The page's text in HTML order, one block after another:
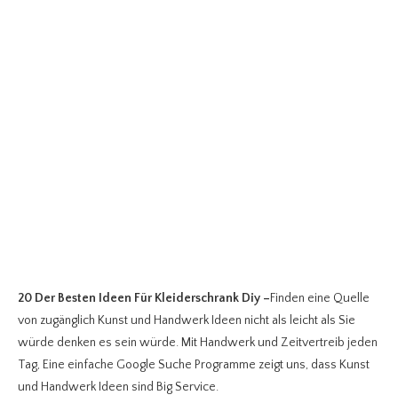
20 Der Besten Ideen Für Kleiderschrank Diy –Finden eine Quelle
von zugänglich Kunst und Handwerk Ideen nicht als leicht als Sie
würde denken es sein würde. Mit Handwerk und Zeitvertreib jeden
Tag, Eine einfache Google Suche Programme zeigt uns, dass Kunst
und Handwerk Ideen sind Big Service.